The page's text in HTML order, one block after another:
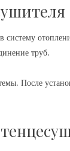
систему
труб.
После